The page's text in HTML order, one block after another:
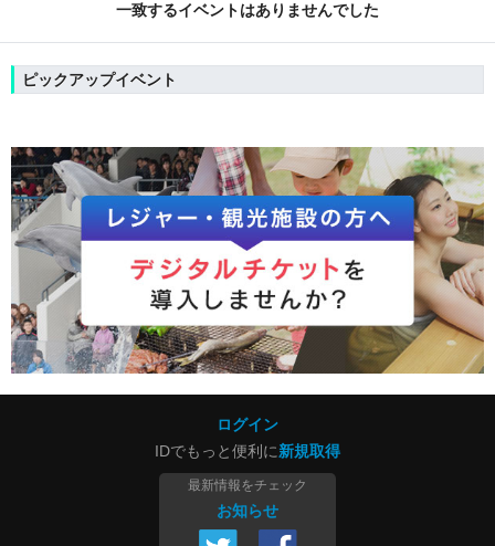
一致するイベントはありませんでした
ピックアップイベント
ログイン
IDでもっと便利に新規取得
最新情報をチェック
お知らせ